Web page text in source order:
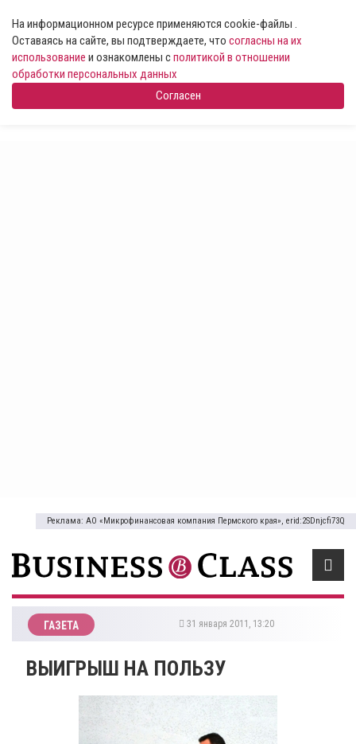
На информационном ресурсе применяются cookie-файлы .
Оставаясь на сайте, вы подтверждаете, что согласны на их
использование и ознакомлены сполитикой в отношении
обработки персональных данных
Согласен
Реклама: АО «Микрофинансовая компания Пермского края», erid:2SDnjcfi73Q
ГАЗЕТА 31 января 2011, 13:20
ВЫИГРЫШ НА ПОЛЬЗУ